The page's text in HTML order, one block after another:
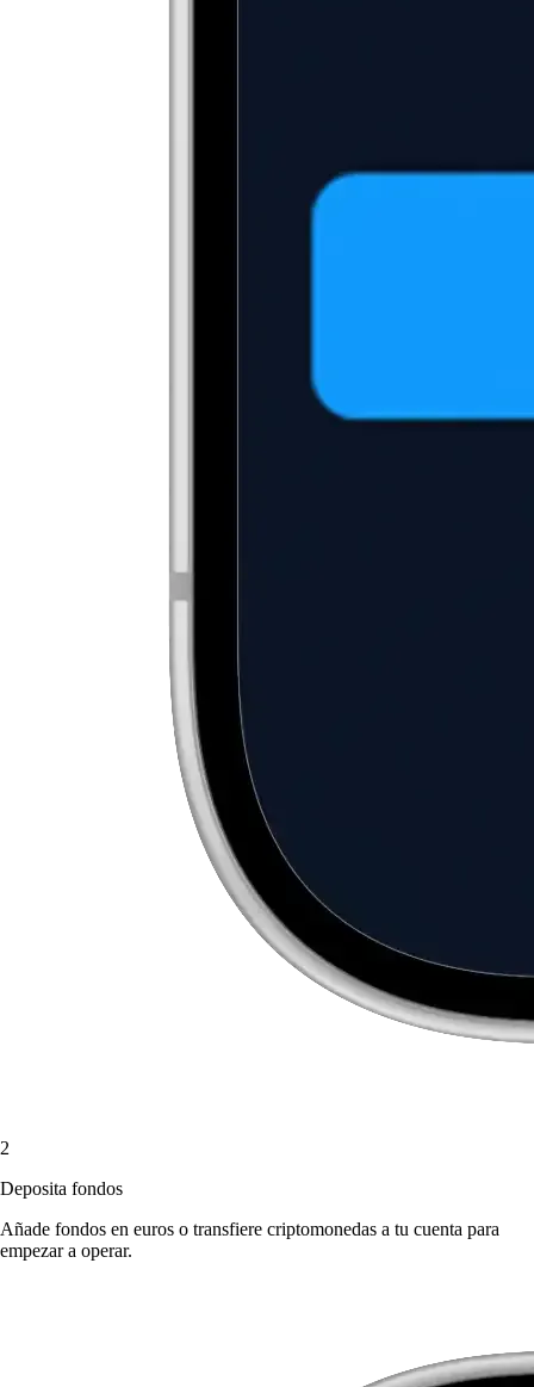
2
Deposita fondos
Añade fondos en euros o transfiere criptomonedas a tu cuenta para
empezar a operar.